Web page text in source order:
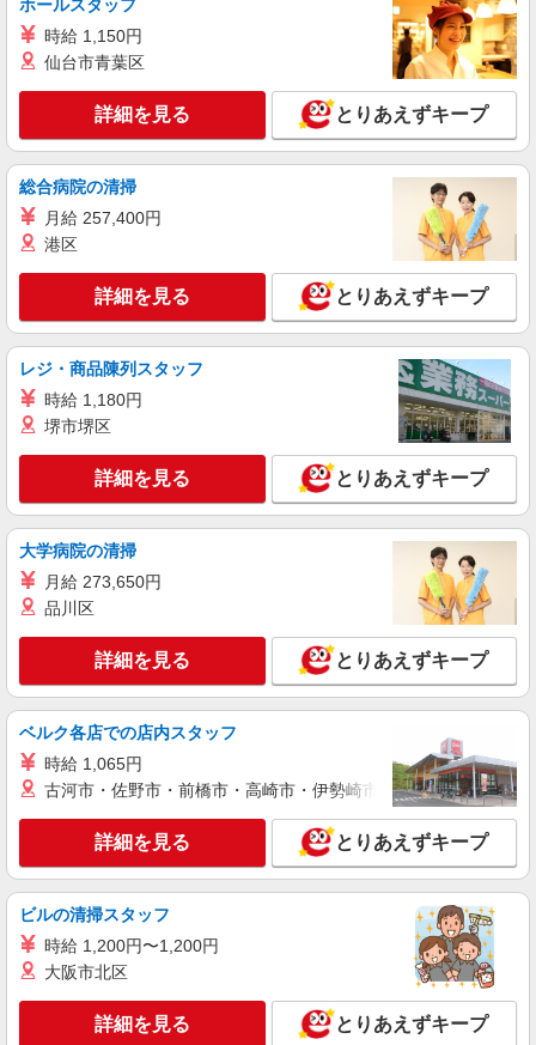
アルバイト パート
日研トータルソーシング株式会社 メディカルケア事業部/博多オフィ
介護スタッフ／資格あり or 経験者
時給1,320円〜1,400円 ◆無資格・経験者：時
給1,320円〜 ◆初任者研修・未経験：時給1,320
円〜 ◆初任者研修・経験者：時給1,350円〜 ◆介
護福祉士：時給1,400円〜 ※経験者は3ヶ月以上 ※
福岡県久留米市 【最寄駅】西鉄久留米駅 ★勤
務地は3000ヶ所以上★ 自宅から通いやすいエリア
など、お好きな勤務地をお選び下さい！！
キープ 詳細を見る
（株）ウィルオブ・ワークCW 福岡支店/ms400101
時給1350円 ◆前払い・日払い・週払いOK
福岡県久留米市西鉄久留米駅周辺
キープ 詳細を見る
派遣社員
株式会社kotrio /●FK-H-2051217
久留米市＊年齢不問◎未経験から安定した業界
へ＊サ高住
時給1450円〜2062円 ＜日払い有/週払い有/交
通費全支給(ガソリン代含む)＞
キープ 詳細を見る
紹介予定派遣
日研トータルソーシング株式会社 メディカルケア事業部/博多オフィ
ス
未経験・無資格OKの介護スタッフ
時給1,300円〜1,400円 ★週払いOK（規定あ
り） ※給与幅は経験・能力による
福岡県久留米市 【最寄駅】御井駅 ★勤務地は
3000ヶ所以上★ 自宅から通いやすいエリアなど、
お好きな勤務地をお選び下さい！！
ホールスタッフ
時給 1,150円
仙台市青葉区
詳細を見る とりあえずキープ
総合病院の清掃
月給 257,400円
港区
詳細を見る とりあえずキープ
レジ・商品陳列スタッフ
時給 1,180円
堺市堺区
詳細を見る とりあえずキープ
大学病院の清掃
月給 273,650円
品川区
詳細を見る とりあえずキープ
ベルク各店での店内スタッフ
時給 1,065円
古河市・佐野市・前橋市・高崎市・伊勢崎市・太田市・館林市
詳細を見る とりあえずキープ
ビルの清掃スタッフ
時給 1,200円〜1,200円
大阪市北区
詳細を見る とりあえずキープ